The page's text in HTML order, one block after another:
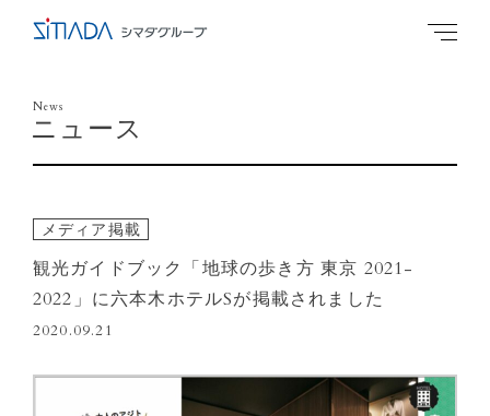
News
ニュース
メディア掲載
観光ガイドブック「地球の歩き方 東京 2021-
2022」に六本木ホテルSが掲載されました
2020.09.21